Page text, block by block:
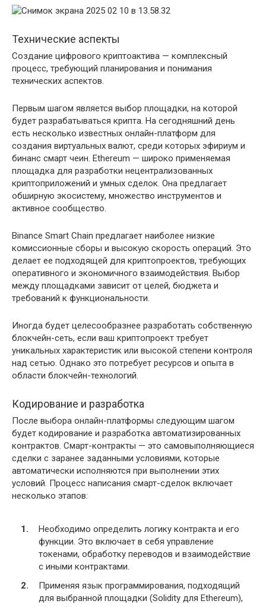
Технические аспекты
Создание цифрового криптоактива — комплексный
процесс, требующий планирования и понимания
технических аспектов.
Первым шагом является выбор площадки, на которой
будет разрабатываться крипта. На сегодняшний день
есть несколько известных онлайн-платформ для
создания виртуальных валют, среди которых эфириум и
бинанс смарт чеин. Ethereum — широко применяемая
площадка для разработки нецентрализованных
криптоприложений и умных сделок. Она предлагает
обширную экосистему, множество инструментов и
активное сообщество.
Binance Smart Chain предлагает наиболее низкие
комиссионные сборы и высокую скорость операций. Это
делает ее подходящей для криптопроектов, требующих
оперативного и экономичного взаимодействия. Выбор
между площадками зависит от целей, бюджета и
требований к функциональности.
Иногда будет целесообразнее разработать собственную
блокчейн-сеть, если ваш криптопроект требует
уникальных характеристик или высокой степени контроля
над сетью. Однако это потребует ресурсов и опыта в
области блокчейн-технологий.
Кодирование и разработка
После выбора онлайн-платформы следующим шагом
будет кодирование и разработка автоматизированных
контрактов. Смарт-контракты — это самовыполняющиеся
сделки с заранее заданными условиями, которые
автоматически исполняются при выполнении этих
условий. Процесс написания смарт-сделок включает
несколько этапов:
Необходимо определить логику контракта и его
функции. Это включает в себя управление
токенами, обработку переводов и взаимодействие
с иными контрактами.
Применяя язык программирования, подходящий
для выбранной площадки (Solidity для Ethereum),